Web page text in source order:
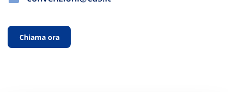
Chiama ora